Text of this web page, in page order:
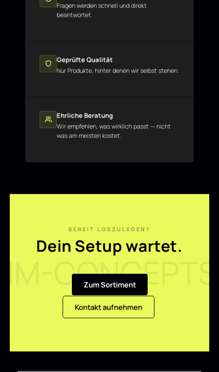
Fragen werden schnell und direkt
beantwortet.
Geprüfte Qualität
Nur Produkte, hinter denen wir selbst stehen.
Ehrliche Beratung
Wir empfehlen, was wirklich passt — nicht
was am meisten kostet.
BEREIT LOSZULEGEN?
Dein Setup wartet.
Zum Sortiment
Kontakt aufnehmen